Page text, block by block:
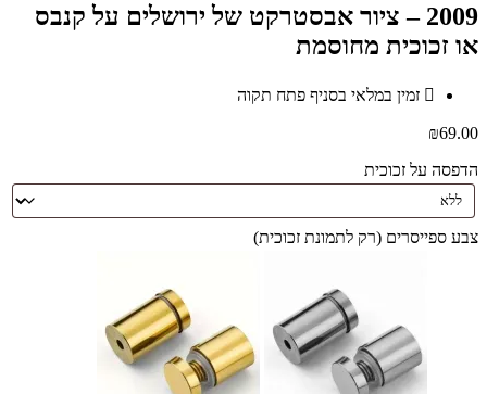
2009 – ציור אבסטרקט של ירושלים על קנבס
או זכוכית מחוסמת
זמין במלאי בסניף פתח תקוה
₪69.00
הדפסה על זכוכית
צבע ספייסרים (רק לתמונת זכוכית)